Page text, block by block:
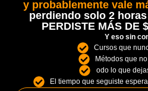
y probablemente vale
perdiendo solo 2
PERDISTE MÁS DE
Y eso sin
Cursos que
Métodos que
odo lo que
El tiempo que seguiste